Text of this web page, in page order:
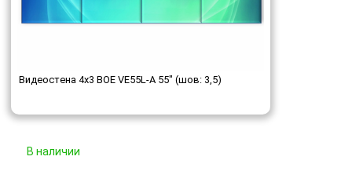
Видеостена 4x3 BOE VE55L-A 55" (шов: 3,5)
В наличии